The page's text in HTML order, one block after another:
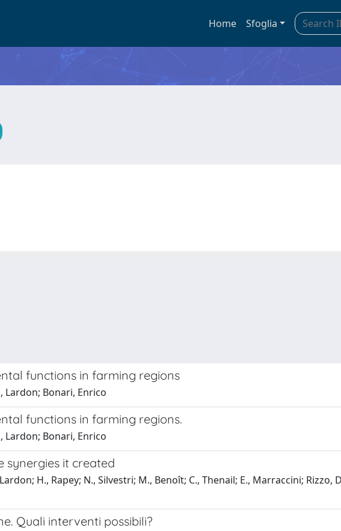
Home Sfoglia
functions in farming regions
Lardon; Bonari, Enrico
functions in farming regions.
Lardon; Bonari, Enrico
synergies it created
H., Rapey; N., Silvestri; M., Benoît; C., Thenail; E., Marraccini;
Quali interventi possibili?